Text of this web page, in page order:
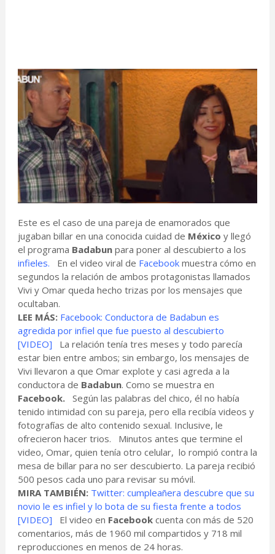
Este es el caso de una pareja de enamorados que
jugaban billar en una conocida cuidad de México y llegó
el programa Badabunpara poner al descubierto a los
infieles. En el video viral de Facebookmuestra cómo en
segundos la relación de ambos protagonistas llamados
Vivi y Omar queda hecho trizas por los mensajes que
ocultaban.
LEE MÁS: Facebook: Conductora de Badabun es
agredida por infiel que fue puesto al descubierto
[VIDEO] La relación tenía tres meses y todo parecía
estar bien entre ambos; sin embargo, los mensajes de
Vivi llevaron a que Omar explote y casi agreda a la
conductora de Badabun. Como se muestra en
Facebook.Según las palabras del chico, él no había
tenido intimidad con su pareja, pero ella recibía videos y
fotografías de alto contenido sexual. Inclusive, le
ofrecieron hacer trios. Minutos antes que termine el
video, Omar, quien tenía otro celular, lo rompió contra la
mesa de billar para no ser descubierto. La pareja recibió
500 pesos cada uno para revisar su móvil.
MIRA TAMBIÉN:Twitter: cumpleañera descubre que su
novio le es infiel y lo bota de su fiesta frente a todos
[VIDEO] El video en Facebook cuenta con más de 520
comentarios, más de 1960 mil compartidos y 718 mil
reproducciones en menos de 24 horas.